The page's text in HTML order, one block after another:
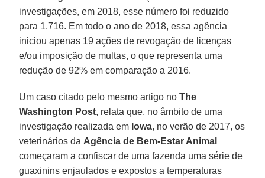
investigações, em 2018, esse número foi reduzido
para 1.716. Em todo o ano de 2018, essa agência
iniciou apenas 19 ações de revogação de licenças
e/ou imposição de multas, o que representa uma
redução de 92% em comparação a 2016.
Um caso citado pelo mesmo artigo noThe
Washington Post, relata que, no âmbito de uma
investigação realizada em Iowa, no verão de 2017, os
veterinários da Agência de Bem-Estar Animal
começaram a confiscar de uma fazenda uma série de
guaxinins enjaulados e expostos a temperaturas